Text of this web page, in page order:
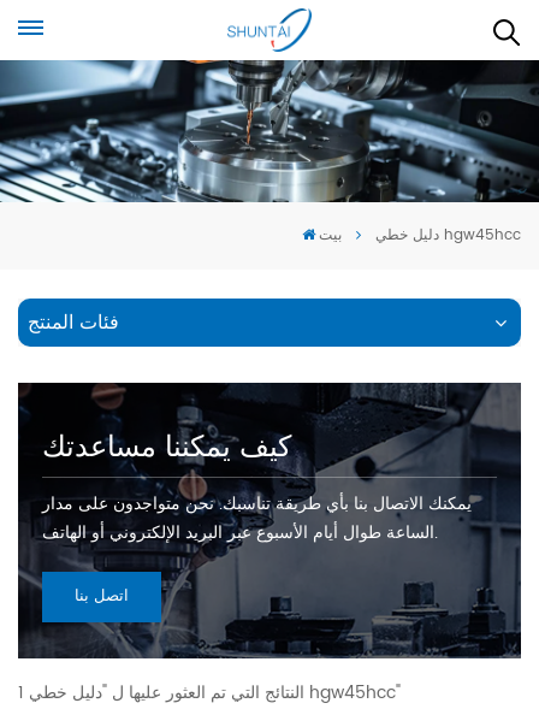
بيت دليل خطي hgw45hcc
فئات المنتج
كيف يمكننا مساعدتك
يمكنك الاتصال بنا بأي طريقة تناسبك. نحن متواجدون على مدار
الساعة طوال أيام الأسبوع عبر البريد الإلكتروني أو الهاتف.
اتصل بنا
1 النتائج التي تم العثور عليها ل "دليل خطي hgw45hcc"